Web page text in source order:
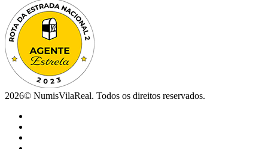
2026© NumisVilaReal. Todos os direitos reservados.